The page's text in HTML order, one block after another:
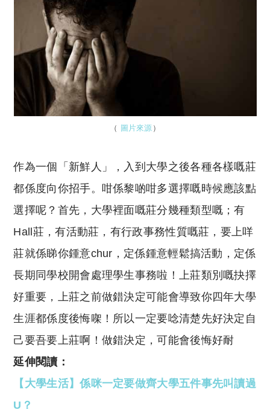
（ 圖片來源 ）
作為一個「新鮮人」，入到大學之後各種各樣嘅莊
都係度向你招手。咁係黎啲咁多選擇嘅時候應該點
選擇呢？首先，大學裡面嘅莊分幾種類型嘅；有
Hall莊，有活動莊，有行政事務性質嘅莊，要上咩
莊就係睇你鍾意chur，定係鍾意輕鬆搞活動，定係
長期同學校開會處理學生事務啦！上莊類別嘅抉擇
好重要，上莊之前做錯決定可能會導致你四年大學
生涯都係度後悔㗎！所以一定要唸清楚先好決定自
己要吾要上莊啊！做錯決定，可能會後悔好耐
延伸閱讀：
【大學生活】係咪一定要做齊大學五件事先叫讀過
U？